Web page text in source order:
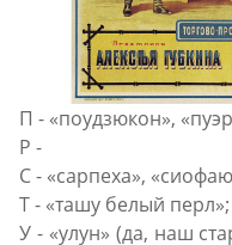
П - «поудзюкон»,
Р -
С - «сарпеха»,
Т - «ташу белый перл»;
У - «улун» (да, наш